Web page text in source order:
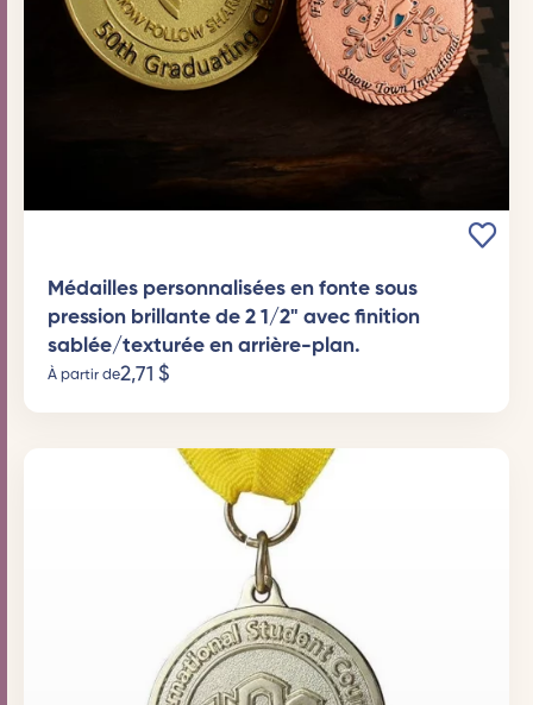
Médailles personnalisées en fonte sous
pression brillante de 2 1/2" avec finition
sablée/texturée en arrière-plan.
À partir de2,71 $